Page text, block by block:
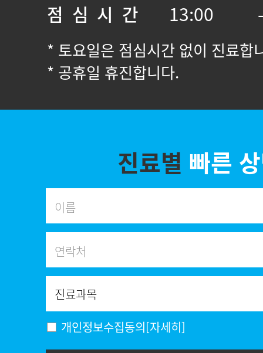
점 심 시 간
13:00
* 토요일은 점심시간 없이 진료합
* 공휴일 휴진합니다.
진료별 빠른
개인정보수집동의[자세히]